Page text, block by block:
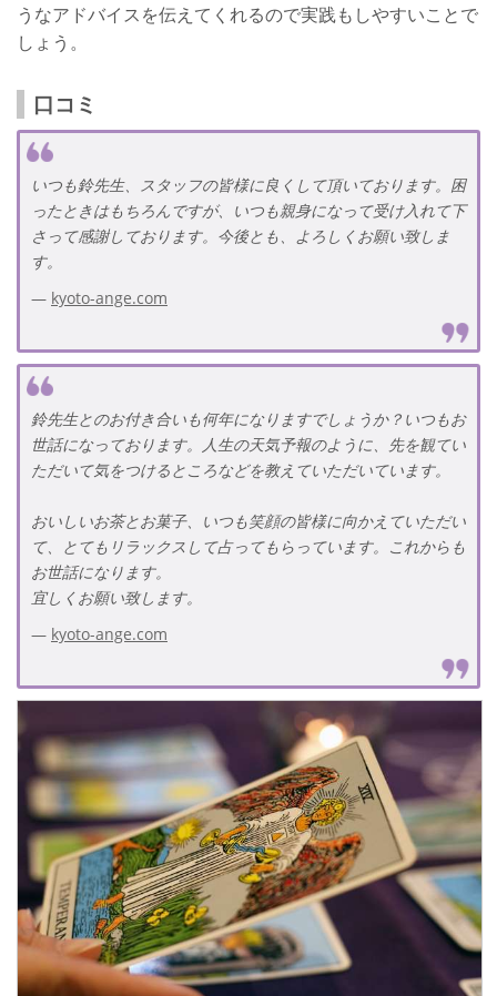
うなアドバイスを伝えてくれるので実践もしやすいことで
しょう。
口コミ
いつも鈴先生、スタッフの皆様に良くして頂いております。困
ったときはもちろんですが、いつも親身になって受け入れて下
さって感謝しております。今後とも、よろしくお願い致しま
す。
kyoto-ange.com
鈴先生とのお付き合いも何年になりますでしょうか？いつもお
世話になっております。人生の天気予報のように、先を観てい
ただいて気をつけるところなどを教えていただいています。
おいしいお茶とお菓子、いつも笑顔の皆様に向かえていただい
て、とてもリラックスして占ってもらっています。これからも
お世話になります。
宜しくお願い致します。
kyoto-ange.com